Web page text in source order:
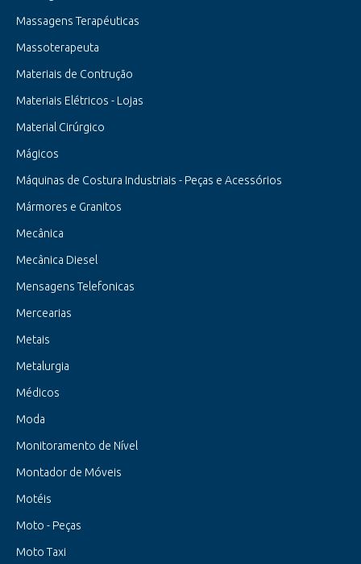
Massagens Terapéuticas
Massoterapeuta
Materiais de Contrução
Materiais Elétricos - Lojas
Material Cirúrgico
Mágicos
Máquinas de Costura Industriais - Peças e Acessórios
Mármores e Granitos
Mecânica
Mecânica Diesel
Mensagens Telefonicas
Mercearias
Metais
Metalurgia
Médicos
Moda
Monitoramento de Nível
Montador de Móveis
Motéis
Moto - Peças
Moto Taxi